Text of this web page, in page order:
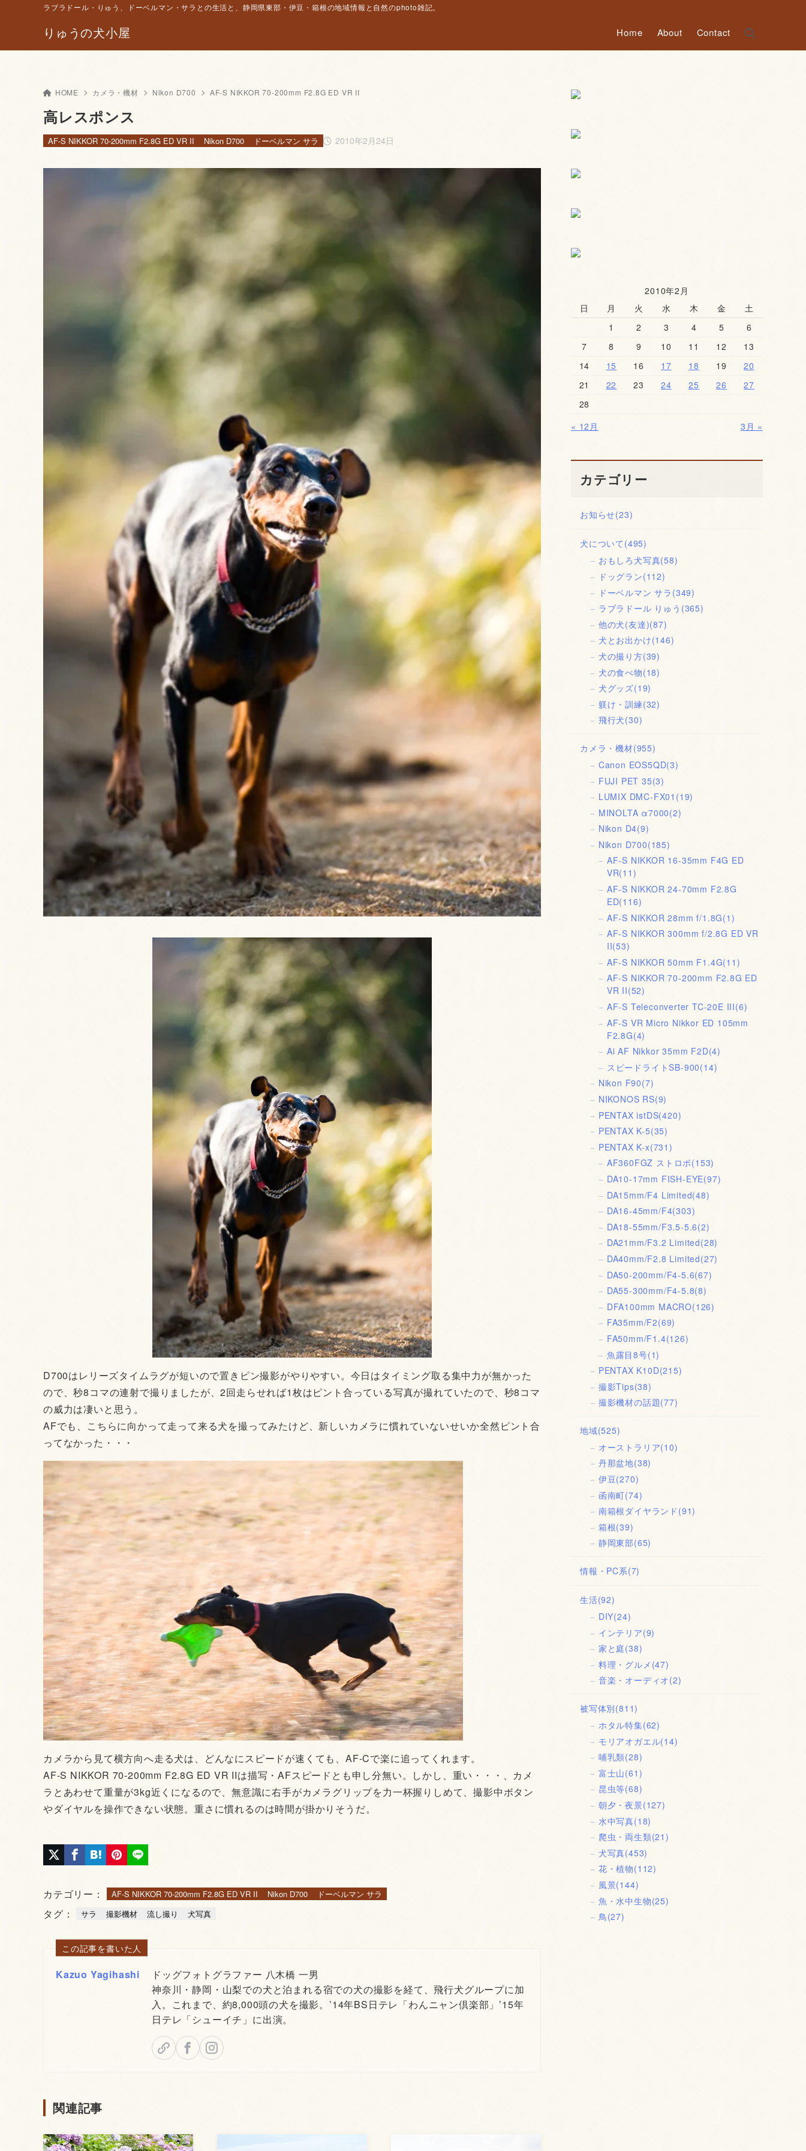
りゅうの犬小屋
ラブラドール・りゅう、ドーベルマン・サラとの生活と、静岡県東部・伊豆・箱根の地域情報と自然のphoto雑記。
Home About Contact
HOME カメラ・機材 Nikon D700 AF-S NIKKOR 70-200mm F2.8G ED VR II
高レスポンス
2010年2月24日
AF-S NIKKOR 70-200mm F2.8G ED VR II Nikon D700 ドーベルマン サラ
D700はレリーズタイムラグが短いので置きピン撮影がやりやすい。今日はタイミング取る集中力が無かった
ので、秒8コマの連射で撮りましたが、2回走らせれば1枚はピント合っている写真が撮れていたので、秒8コマ
の威力は凄いと思う。
AFでも、こちらに向かって走って来る犬を撮ってみたけど、新しいカメラに慣れていないせいか全然ピント合
ってなかった・・・
カメラから見て横方向へ走る犬は、どんなにスピードが速くても、AF-Cで楽に追ってくれます。
AF-S NIKKOR 70-200mm F2.8G ED VR IIは描写・AFスピードとも申し分無い。しかし、重い・・・、カメ
ラとあわせて重量が3kg近くになるので、無意識に右手がカメラグリップを力一杯握りしめて、撮影中ボタン
やダイヤルを操作できない状態。重さに慣れるのは時間が掛かりそうだ。
カテゴリー： AF-S NIKKOR 70-200mm F2.8G ED VR II Nikon D700 ドーベルマン サラ
タグ： サラ 撮影機材 流し撮り 犬写真
この記事を書いた人
Kazuo Yagihashi
ドッグフォトグラファー 八木橋 一男
神奈川・静岡・山梨での犬と泊まれる宿での犬の撮影を経て、飛行犬グループに加
入。これまで、約8,000頭の犬を撮影。’14年BS日テレ「わんニャン倶楽部」’15年
日テレ「シューイチ」に出演。
関連記事
2010年2月
日
月 火 水 木 金
土
1
2 3 4 5
6
7
8 9 10 11 12
13
14
15 16 17 18 19
20
21
22 23 24 25 26
27
28
« 12月
3月 »
カテゴリー
お知らせ(23)
犬について (495)
おもしろ犬写真(58)
ドッグラン(112)
ドーベルマン サラ (349)
ラブラドール りゅう (365)
他の犬(友達)(87)
犬とお出かけ(146)
犬の撮り方(39)
犬の食べ物(18)
犬グッズ(19)
躾け・訓練(32)
飛行犬(30)
カメラ・機材(955)
Canon EOS5QD(3)
FUJI PET 35(3)
LUMIX DMC-FX01 (19)
MINOLTA α7000(2)
Nikon D4(9)
Nikon D700(185)
AF-S NIKKOR 16-35mm F4G ED
VR(11)
AF-S NIKKOR 24-70mm F2.8G
ED(116)
AF-S NIKKOR 28mm f/1.8G(1)
AF-S NIKKOR 300mm f/2.8G ED VR
II(53)
AF-S NIKKOR 50mm F1.4G(11)
AF-S NIKKOR 70-200mm F2.8G ED
VR II(52)
AF-S Teleconverter TC-20E III(6)
AF-S VR Micro Nikkor ED 105mm
F2.8G(4)
Ai AF Nikkor 35mm F2D(4)
スピードライトSB-900(14)
Nikon F90(7)
NIKONOS RS(9)
PENTAX istDS(420)
PENTAX K-5(35)
PENTAX K-x(731)
AF360FGZ ストロボ(153)
DA10-17mm FISH-EYE(97)
DA15mm/F4 Limited(48)
DA16-45mm/F4(303)
DA18-55mm/F3.5-5.6(2)
DA21mm/F3.2 Limited(28)
DA40mm/F2.8 Limited(27)
DA50-200mm/F4-5.6(67)
DA55-300mm/F4-5.8(8)
DFA100mm MACRO(126)
FA35mm/F2(69)
FA50mm/F1.4(126)
魚露目8号(1)
PENTAX K10D(215)
撮影Tips(38)
撮影機材の話題(77)
地域(525)
オーストラリア(10)
丹那盆地(38)
伊豆(270)
函南町(74)
南箱根ダイヤランド (91)
箱根(39)
静岡東部(65)
情報・PC系(7)
生活(92)
DIY(24)
インテリア(9)
家と庭(38)
料理・グルメ (47)
音楽・オーディオ(2)
被写体別(811)
ホタル特集(62)
モリアオガエル(14)
哺乳類(28)
富士山(61)
昆虫等(68)
朝夕・夜景(127)
水中写真(18)
爬虫・両生類(21)
犬写真(453)
花・植物(112)
風景(144)
魚・水中生物(25)
鳥(27)